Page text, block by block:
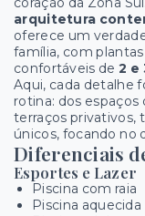
arquitetura
oferece um
família, com
confortáveis de2 e
Aqui, cada detalhe
rotina: dos espaços
terraços privativos,
únicos, focando no
Diferenciais
Esportes e Lazer
Piscina com raia
Piscina aquecida